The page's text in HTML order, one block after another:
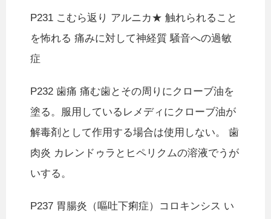
P231 こむら返り アルニカ★ 触れられること
を怖れる 痛みに対して神経質 騒音への過敏
症
P232 歯痛 痛む歯とその周りにクローブ油を
塗る。服用しているレメディにクローブ油が
解毒剤として作用する場合は使用しない。 歯
肉炎 カレンドゥラとヒペリクムの溶液でうが
いする。
P237 胃腸炎（嘔吐下痢症）コロキンシス い